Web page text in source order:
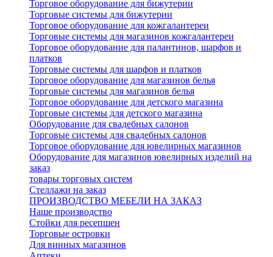
Торговое оборудование для бижутерии
Торговые системы для бижутерии
Торговое оборудование для кожгалантереи
Торговые системы для магазинов кожгалантереи
Торговое оборудование для палантинов, шарфов и
платков
Торговые системы для шарфов и платков
Торговое оборудование для магазинов белья
Торговые системы для магазинов белья
Торговое оборудование для детского магазина
Торговые системы для детского магазина
Оборудование для свадебных салонов
Торговые системы для свадебных салонов
Торговое оборудование для ювелирных магазинов
Оборудование для магазинов ювелирных изделий на
заказ
товары торговых систем
Стеллажи на заказ
ПРОИЗВОДСТВО МЕБЕЛИ НА ЗАКАЗ
Наше производство
Стойки для ресепшен
Торговые островки
Для винных магазинов